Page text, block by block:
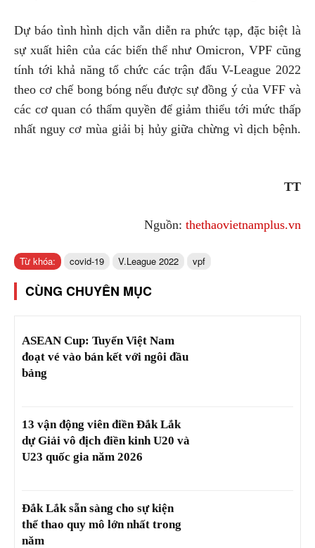
Dự báo tình hình dịch vẫn diễn ra phức tạp, đặc biệt là
sự xuất hiên của các biến thể như Omicron, VPF cũng
tính tới khả năng tổ chức các trận đấu V-League 2022
theo cơ chế bong bóng nếu được sự đồng ý của VFF và
các cơ quan có thẩm quyền để giảm thiểu tới mức thấp
nhất nguy cơ mùa giải bị hủy giữa chừng vì dịch bệnh.
TT
Nguồn: thethaovietnamplus.vn
Từ khóa: covid-19 V.League 2022 vpf
CÙNG CHUYÊN MỤC
ASEAN Cup: Tuyển Việt Nam
đoạt vé vào bán kết với ngôi đầu
bảng
13 vận động viên điền Đắk Lắk
dự Giải vô địch điền kinh U20 và
U23 quốc gia năm 2026
Đắk Lắk sẵn sàng cho sự kiện
thể thao quy mô lớn nhất trong
năm